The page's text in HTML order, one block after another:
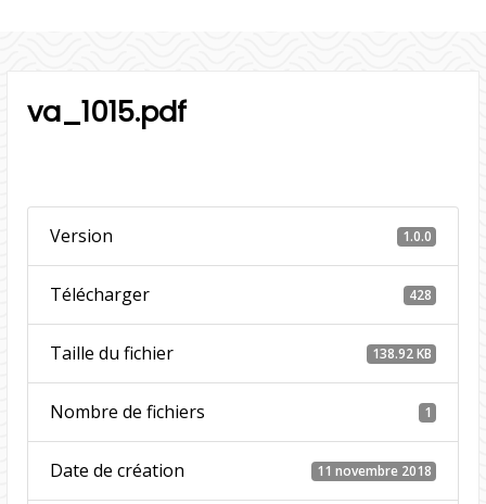
va_1015.pdf
Version 1.0.0
Télécharger 428
Taille du fichier 138.92 KB
Nombre de fichiers 1
Date de création 11 novembre 2018